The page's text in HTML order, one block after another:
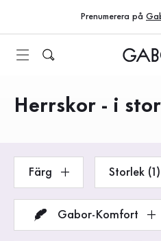
Till innehållsförteckning
Till huvudnavigation
Prenumerera på
Produkter
Herrskor - i
Färg Storlek (1)
Gabor-Komfort